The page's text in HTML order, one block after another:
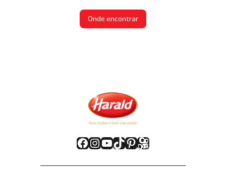
Onde encontrar
Facebook
Instagram
Youtube
TikTok
Pinterest
Kwai